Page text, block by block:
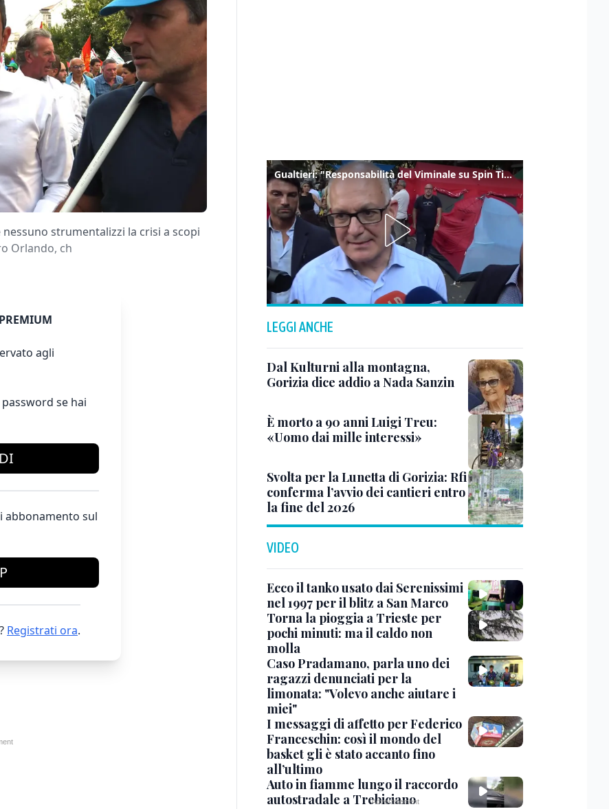
nessuno strumentalizzi la crisi a scopi
Orlando, ch
agli
se hai
abbonamento sul
Registrati ora.
Gualtieri: "Responsabilità del Viminale su Spin Time? La posizione dei partiti è nota"
LEGGI ANCHE
Dal Kulturni alla montagna,
Gorizia dice addio a Nada Sanzin
È morto a 90 anni Luigi Treu:
«Uomo dai mille interessi»
Svolta per la Lunetta di Gorizia: Rfi
conferma l’avvio dei cantieri entro
la fine del 2026
VIDEO
Ecco il tanko usato dai Serenissimi
nel 1997 per il blitz a San Marco
Torna la pioggia a Trieste per
pochi minuti: ma il caldo non
molla
Caso Pradamano, parla uno dei
ragazzi denunciati per la
limonata: "Volevo anche aiutare i
miei"
I messaggi di affetto per Federico
Franceschin: così il mondo del
basket gli è stato accanto fino
all’ultimo
Auto in fiamme lungo il raccordo
autostradale a Trebiciano